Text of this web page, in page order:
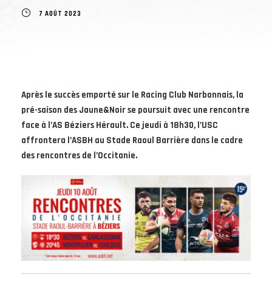
7 AOÛT 2023
Après le succès emporté sur le Racing Club Narbonnais, la
pré-saison des Jaune&Noir se poursuit avec une rencontre
face à l’AS Béziers Hérault. Ce jeudi à 18h30, l’USC
affrontera l’ASBH au Stade Raoul Barrière dans le cadre
des rencontres de l’Occitanie.